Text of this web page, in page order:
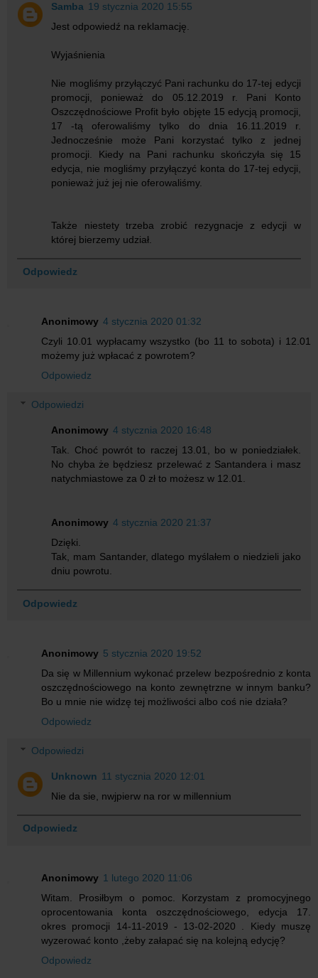
Samba 19 stycznia 2020 15:55
Jest odpowiedź na reklamację.
Wyjaśnienia
Nie mogliśmy przyłączyć Pani rachunku do 17-tej edycji
promocji, ponieważ do 05.12.2019 r. Pani Konto
Oszczędnościowe Profit było objęte 15 edycją promocji,
17 -tą oferowaliśmy tylko do dnia 16.11.2019 r.
Jednocześnie może Pani korzystać tylko z jednej
promocji. Kiedy na Pani rachunku skończyła się 15
edycja, nie mogliśmy przyłączyć konta do 17-tej edycji,
ponieważ już jej nie oferowaliśmy.
Także niestety trzeba zrobić rezygnacje z edycji w
której bierzemy udział.
Odpowiedz
Anonimowy 4 stycznia 2020 01:32
Czyli 10.01 wypłacamy wszystko (bo 11 to sobota) i 12.01
możemy już wpłacać z powrotem?
Odpowiedz
Odpowiedzi
Anonimowy 4 stycznia 2020 16:48
Tak. Choć powrót to raczej 13.01, bo w poniedziałek.
No chyba że będziesz przelewać z Santandera i masz
natychmiastowe za 0 zł to możesz w 12.01.
Anonimowy 4 stycznia 2020 21:37
Dzięki.
Tak, mam Santander, dlatego myślałem o niedzieli jako
dniu powrotu.
Odpowiedz
Anonimowy 5 stycznia 2020 19:52
Da się w Millennium wykonać przelew bezpośrednio z konta
oszczędnościowego na konto zewnętrzne w innym banku?
Bo u mnie nie widzę tej możliwości albo coś nie działa?
Odpowiedz
Odpowiedzi
Unknown 11 stycznia 2020 12:01
Nie da sie, nwjpierw na ror w millennium
Odpowiedz
Anonimowy 1 lutego 2020 11:06
Witam. Prosiłbym o pomoc. Korzystam z promocyjnego
oprocentowania konta oszczędnościowego, edycja 17.
okres promocji 14-11-2019 - 13-02-2020 . Kiedy muszę
wyzerować konto ,żeby załapać się na kolejną edycję?
Odpowiedz